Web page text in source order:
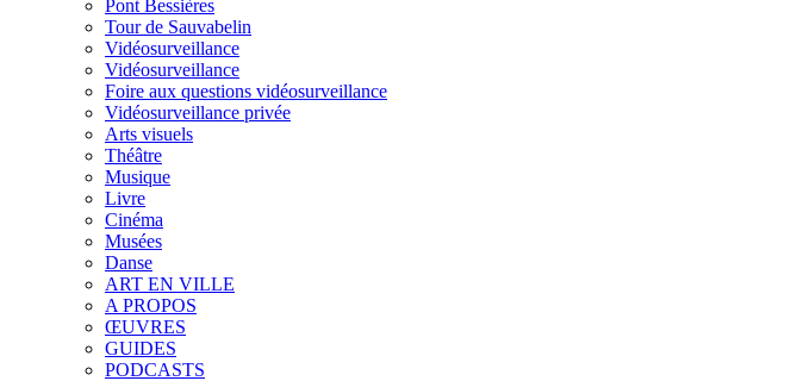
Pont Bessières
Tour de Sauvabelin
Vidéosurveillance
Vidéosurveillance
Foire aux questions vidéosurveillance
Vidéosurveillance privée
Arts visuels
Théâtre
Musique
Livre
Cinéma
Musées
Danse
ART EN VILLE
A PROPOS
ŒUVRES
GUIDES
PODCASTS